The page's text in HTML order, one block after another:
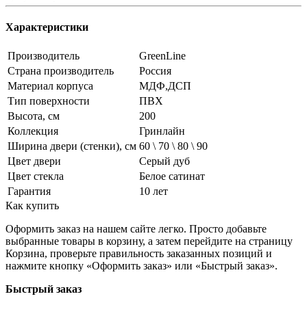
Характеристики
Производитель
GreenLine
Страна производитель
Россия
Материал корпуса
МДФ,ДСП
Тип поверхности
ПВХ
Высота, см
200
Коллекция
Гринлайн
Ширина двери (стенки), см 60 \ 70 \ 80 \ 90
Цвет двери
Серый дуб
Цвет стекла
Белое сатинат
Гарантия
10 лет
Как купить
Оформить заказ на нашем сайте легко. Просто добавьте
выбранные товары в корзину, а затем перейдите на страницу
Корзина, проверьте правильность заказанных позиций и
нажмите кнопку «Оформить заказ» или «Быстрый заказ».
Быстрый заказ